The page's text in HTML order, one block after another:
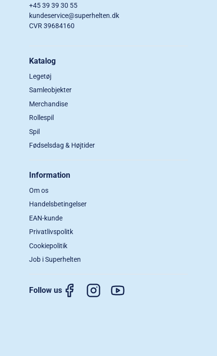
+45 39 39 30 55
kundeservice@superhelten.dk
CVR 39684160
Katalog
Legetøj
Samleobjekter
Merchandise
Rollespil
Spil
Fødselsdag & Højtider
Information
Om os
Handelsbetingelser
EAN-kunde
Privatlivspolitk
Cookiepolitik
Job i Superhelten
Follow us